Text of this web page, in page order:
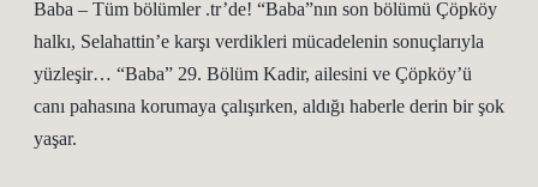
Baba – Tüm bölümler .tr’de! “Baba”nın son bölümü Çöpköy
halkı, Selahattin’e karşı verdikleri mücadelenin sonuçlarıyla
yüzleşir… “Baba” 29. Bölüm Kadir, ailesini ve Çöpköy’ü
canı pahasına korumaya çalışırken, aldığı haberle derin bir şok
yaşar.